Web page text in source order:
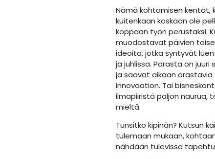
Nämä kohtamisen kentät,
kuitenkaan koskaan ole
koppaan työn perustaksi.
muodostavat päivien
ideoita, jotka syntyvät
ja juhlissa. Parasta on
ja saavat aikaan orastavia
innovaation. Tai
ilmapiiristä paljon naurua,
mieltä.
Tunsitko kipinän? Kutsun
tulemaan mukaan,
nähdään tulevissa